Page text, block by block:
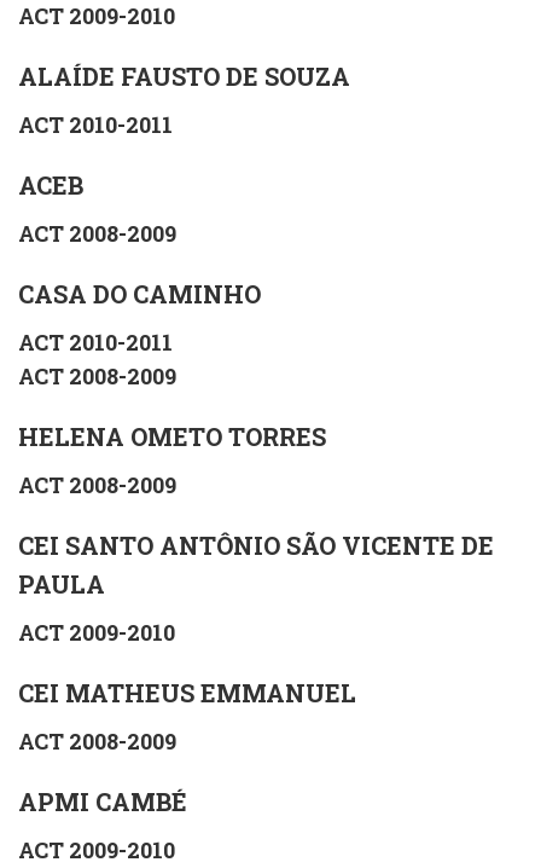
ACT 2009-2010
ALAÍDE FAUSTO DE SOUZA
ACT 2010-2011
ACEB
ACT 2008-2009
CASA DO CAMINHO
ACT 2010-2011
ACT 2008-2009
HELENA OMETO TORRES
ACT 2008-2009
CEI SANTO ANTÔNIO SÃO VICENTE DE
PAULA
ACT 2009-2010
CEI MATHEUS EMMANUEL
ACT 2008-2009
APMI CAMBÉ
ACT 2009-2010